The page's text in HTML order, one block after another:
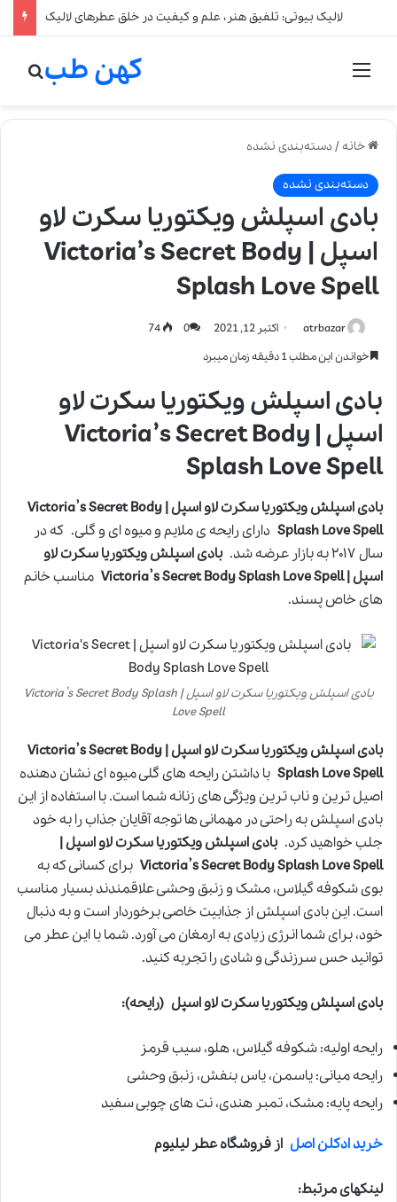
لالیک بیوتی: تلفیق هنر، علم و کیفیت در خلق عطرهای لالیک
منو کهن طب
خانه/دسته‌بندی نشده
دسته‌بندی نشده
بادی اسپلش ویکتوریا سکرت لاو
اسپل | Victoria’s Secret Body
Splash Love Spell
atrbazar اکتبر 12, 2021 0
خواندن این مطلب 1 دقیقه زمان میبرد
بادی اسپلش ویکتوریا سکرت لاو
اسپل | Victoria’s Secret Body
Splash Love Spell
بادی اسپلش ویکتوریا سکرت لاو اسپل | Victoria’s Secret Body
Splash Love Spell دارای رایحه ی ملایم و میوه ای و گلی. که در
سال ۲۰۱۷ به بازار عرضه شد.
بادی اسپلش ویکتوریا سکرت لاو
اسپل | Victoria’s Secret Body Splash Love Spell
مناسب خانم
های خاص پسند.
بادی اسپلش ویکتوریا سکرت لاو اسپل | Victoria’s Secret Body Splash
Love Spell
بادی اسپلش ویکتوریا سکرت لاو اسپل | Victoria’s Secret Body
Splash Love Spell با داشتن رایحه های گلی میوه ای نشان دهنده
اصیل ترین و ناب ترین ویژگی های زنانه شما است. با استفاده از این
بادی اسپلش به راحتی در مهمانی ها توجه آقایان جذاب را به خود
جلب خواهید کرد.بادی اسپلش ویکتوریا سکرت لاو اسپل |
Victoria’s Secret Body Splash Love Spell برای کسانی که به
بوی شکوفه گیلاس، مشک و زنبق وحشی علاقمندند بسیار مناسب
است. این بادی اسپلش از جذابیت خاصی برخوردار است و به دنبال
خود، برای شما انرژی زیادی به ارمغان می آورد. شما با این عطر می
توانید حس سرزندگی و شادی را تجربه کنید.
بادی اسپلش ویکتوریا سکرت لاو اسپل (رایحه):
رایحه اولیه: شکوفه گیلاس، هلو، سیب قرمز
رایحه میانی: یاسمن، یاس بنفش، زنبق وحشی
رایحه پایه: مشک، تمبر هندی، نت های چوبی سفید
خرید ادکلن اصل از فروشگاه عطر لیلیوم
لینکهای مرتبط: